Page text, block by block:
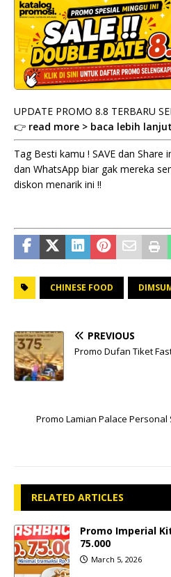
UPDATE PROMO 8.8 TERBARU
👉 read more > baca lebih
Tag Besti kamu ! SAVE dan Share
dan WhatsApp biar gak mereka
diskon menarik ini !!
CHINESE FOOD
PREVIOUS
Promo Dufan Tiket
Promo Lamian Palace Personal
RELATED ARTICLES
Promo Imperial
75.000
March 5, 2026